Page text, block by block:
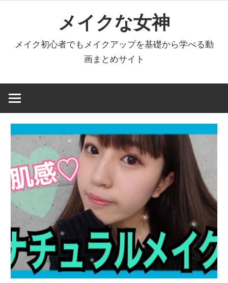
へ
キ
メイクな女神
メイク初心者でもメイクアップを基礎から学べる動
画まとめサイト